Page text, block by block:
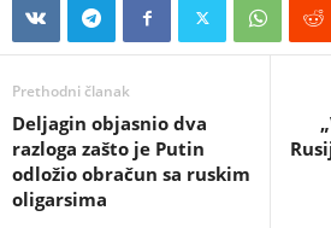
Prethodni članak
Deljagin objasnio dva
razloga zašto je Putin
odložio obračun sa ruskim
oligarsima